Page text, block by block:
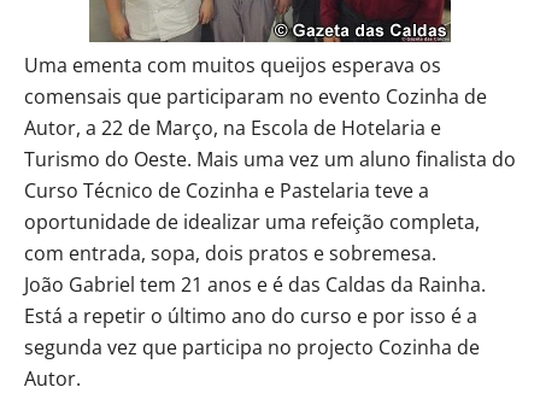
Uma ementa com muitos queijos esperava os
comensais que participaram no evento Cozinha de
Autor, a 22 de Março, na Escola de Hotelaria e
Turismo do Oeste. Mais uma vez um aluno finalista do
Curso Técnico de Cozinha e Pastelaria teve a
oportunidade de idealizar uma refeição completa,
com entrada, sopa, dois pratos e sobremesa.
João Gabriel tem 21 anos e é das Caldas da Rainha.
Está a repetir o último ano do curso e por isso é a
segunda vez que participa no projecto Cozinha de
Autor.